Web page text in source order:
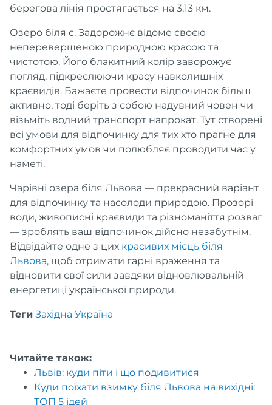
берегова лінія простягається на 3,13 км.
Озеро біля с. Задорожнє відоме своєю
неперевершеною природною красою та
чистотою. Його блакитний колір заворожує
погляд, підкреслюючи красу навколишніх
краєвидів. Бажаєте провести відпочинок більш
активно, тоді беріть з собою надувний човен чи
візьміть водний транспорт напрокат. Тут створені
всі умови для відпочинку для тих хто прагне для
комфортних умов чи полюбляє проводити час у
наметі.
Чарівні озера біля Львова — прекрасний варіант
для відпочинку та насолоди природою. Прозорі
води, живописні краєвиди та різноманіття розваг
— зроблять ваш відпочинок дійсно незабутнім.
Відвідайте одне з цих красивих місць біля
Львова, щоб отримати гарні враження та
відновити свої сили завдяки відновлювальній
енергетиці української природи.
Теги Західна Україна
Читайте також:
Львів: куди піти і що подивитися
Куди поїхати взимку біля Львова на вихідні:
ТОП 5 ідей